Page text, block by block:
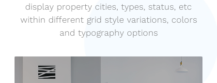
display property cities, types, status, etc
within different grid style variations, colors
and typography options